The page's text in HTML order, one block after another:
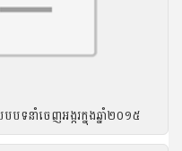
បទនាំចេញអង្ករក្នុងឆ្នាំ២០១៥